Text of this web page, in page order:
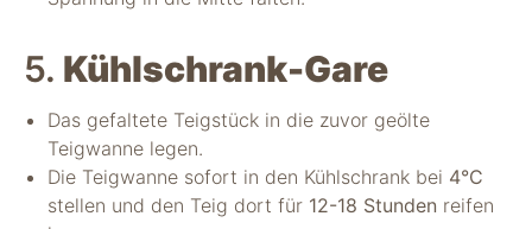
5. Kühlschrank-Gare
Das gefaltete Teigstück in die zuvor geölte
Teigwanne legen.
Die Teigwanne sofort in den Kühlschrank bei 4°C
stellen und den Teig dort für 12-18 Stunden reifen